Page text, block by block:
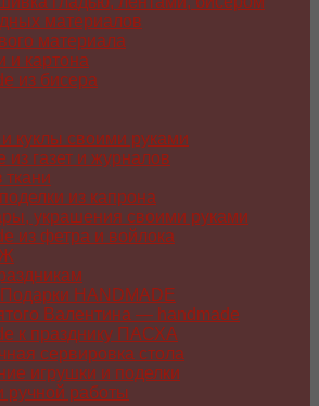
материалов
материала
и картона
из бисера
куклы своими руками
из газет и журналов
ткани
из капрона
украшения своими руками
из фетра и войлока
HANDMADE
Валентина — handmade
к празднику ПАСХA
сервировка стола
игрушки и поделки
ручной работы